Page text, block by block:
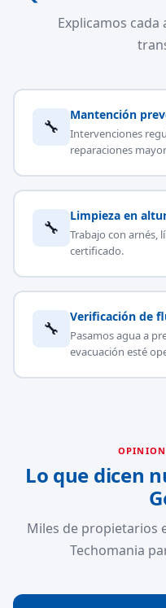
Explicamos
🔧
Mantención
Intervenciones
reparaciones
🔧
Limpieza en
Trabajo con arnés,
certificado.
🔧
Verificación de
Pasamos agua a
evacuación esté
Lo que dicen
Miles de propietarios
Techomania